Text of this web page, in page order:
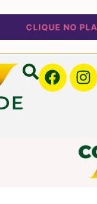
CLIQUE NO PLAY E